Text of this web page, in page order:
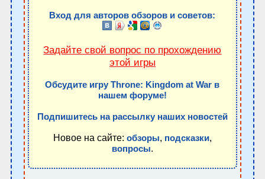
Вход для авторов обзоров и советов:
Задайте свой вопрос по прохождению
этой игры
Обсудите игру Throne: Kingdom at War в
нашем форуме!
Подпишитесь на рассылку наших новостей
Новое на сайте: обзоры, подсказки,
вопросы.